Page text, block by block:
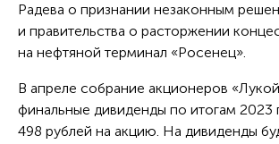
Радева о признании незаконным
и правительства о расторжении
на нефтяной терминал «Росенец».
В апреле собрание акционеров
финальные дивиденды по итогам 2023
498 рублей на акцию. На дивиденды